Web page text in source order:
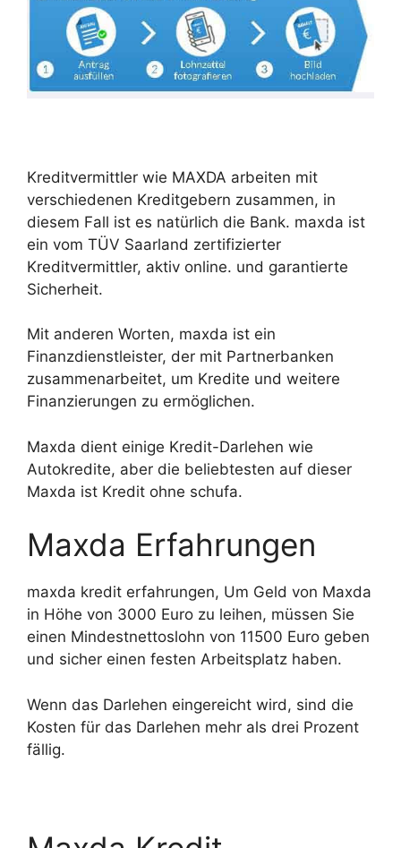
Kreditvermittler wie MAXDA arbeiten mit
verschiedenen Kreditgebern zusammen, in
diesem Fall ist es natürlich die Bank. maxda ist
ein vom TÜV Saarland zertifizierter
Kreditvermittler, aktiv online. und garantierte
Sicherheit.
Mit anderen Worten, maxda ist ein
Finanzdienstleister, der mit Partnerbanken
zusammenarbeitet, um Kredite und weitere
Finanzierungen zu ermöglichen.
Maxda dient einige Kredit-Darlehen wie
Autokredite, aber die beliebtesten auf dieser
Maxda ist Kredit ohne schufa.
Maxda Erfahrungen
maxda kredit erfahrungen, Um Geld von Maxda
in Höhe von 3000 Euro zu leihen, müssen Sie
einen Mindestnettoslohn von 11500 Euro geben
und sicher einen festen Arbeitsplatz haben.
Wenn das Darlehen eingereicht wird, sind die
Kosten für das Darlehen mehr als drei Prozent
fällig.